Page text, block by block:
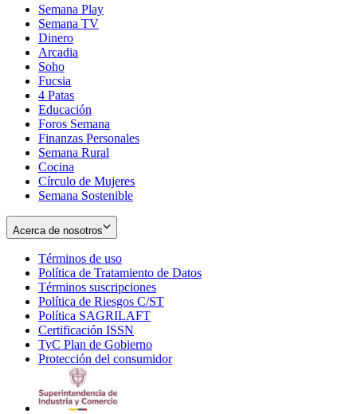
Semana Play
Semana TV
Dinero
Arcadia
Soho
in
new
window
Fucsia
in
new
window
4 Patas
Educación
Foros Semana
Finanzas Personales
Semana Rural
Cocina
Círculo de Mujeres
Semana Sostenible
Acerca de nosotros
Términos de uso
in
new
window
Política de Tratamiento de Datos
Términos suscripciones
in
Política de Riesgos C/ST
Política SAGRILAFT
new
window
Certificación ISSN
in
new
TyC Plan de Gobierno
in
Protección del consumidorOpens